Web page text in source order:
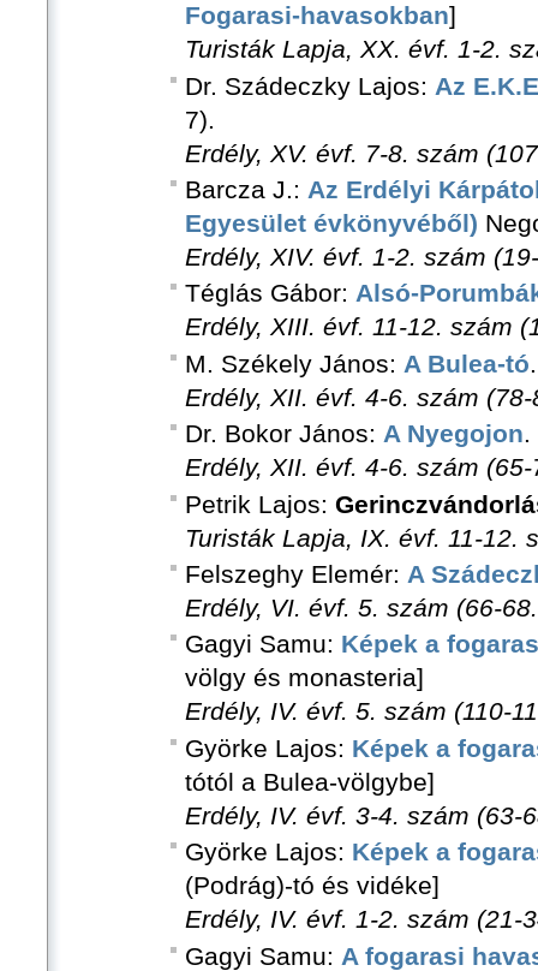
Fogarasi-havasokban]
Turisták Lapja, XX. évf. 1-2.
Dr. Szádeczky Lajos: Az
7).
Erdély, XV. évf. 7-8. szám
Barcza J.: Az Erdélyi
Egyesület évkönyvéből)
Erdély, XIV. évf. 1-2. szám
Téglás Gábor: Alsó-
Erdély, XIII. évf. 11-12. szám
M. Székely János: A Bulea-tó.
Erdély, XII. évf. 4-6. szám
Dr. Bokor János: A Nyegojon.
Erdély, XII. évf. 4-6. szám
Petrik Lajos:
Turisták Lapja, IX. évf. 11-12.
Felszeghy Elemér: A
Erdély, VI. évf. 5. szám (66-
Gagyi Samu: Képek a
völgy és monasteria]
Erdély, IV. évf. 5. szám (110-
Györke Lajos: Képek a
tótól a Bulea-völgybe]
Erdély, IV. évf. 3-4. szám (63-
Györke Lajos: Képek a
(Podrág)-tó és vidéke]
Erdély, IV. évf. 1-2. szám (21-
Gagyi Samu: A fogarasi